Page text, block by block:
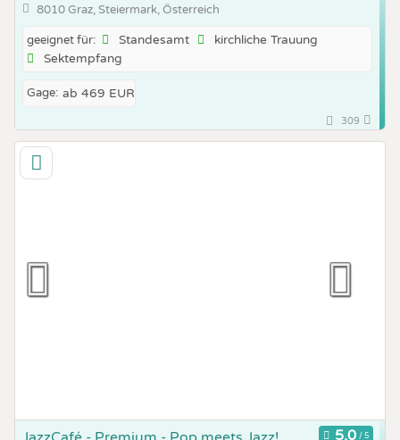
8010 Graz, Steiermark, Österreich
geeignet für: Standesamt
kirchliche Trauung
Sektempfang
Gage: ab 469 EUR
309